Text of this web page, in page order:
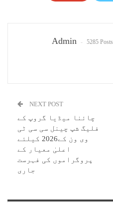
Admin 5285 Posts
NEXT POST
چائنا میڈیا گروپ کے
فلیگ شپ چینل سی سی ٹی
وی ون کے2026 کیلئے
اعلیٰ معیار کے
پروگراموں کی فہرست
جاری